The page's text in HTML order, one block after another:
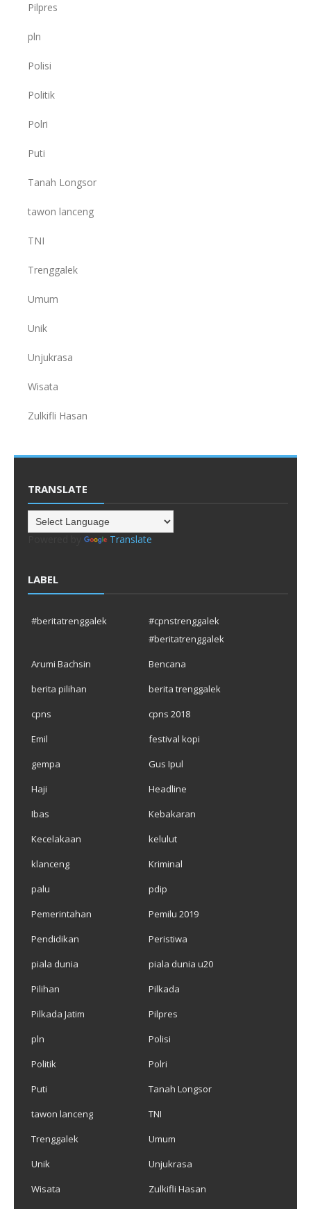
Pilpres
pln
Polisi
Politik
Polri
Puti
Tanah Longsor
tawon lanceng
TNI
Trenggalek
Umum
Unik
Unjukrasa
Wisata
Zulkifli Hasan
TRANSLATE
Translate
LABEL
#beritatrenggalek
#cpnstrenggalek
#beritatrenggalek
Arumi Bachsin
Bencana
berita pilihan
berita trenggalek
cpns
cpns 2018
Emil
festival kopi
gempa
Gus Ipul
Haji
Headline
Ibas
Kebakaran
Kecelakaan
kelulut
klanceng
Kriminal
palu
pdip
Pemerintahan
Pemilu 2019
Pendidikan
Peristiwa
piala dunia
piala dunia u20
Pilihan
Pilkada
Pilkada Jatim
Pilpres
pln
Polisi
Politik
Polri
Puti
Tanah Longsor
tawon lanceng
TNI
Trenggalek
Umum
Unik
Unjukrasa
Wisata
Zulkifli Hasan